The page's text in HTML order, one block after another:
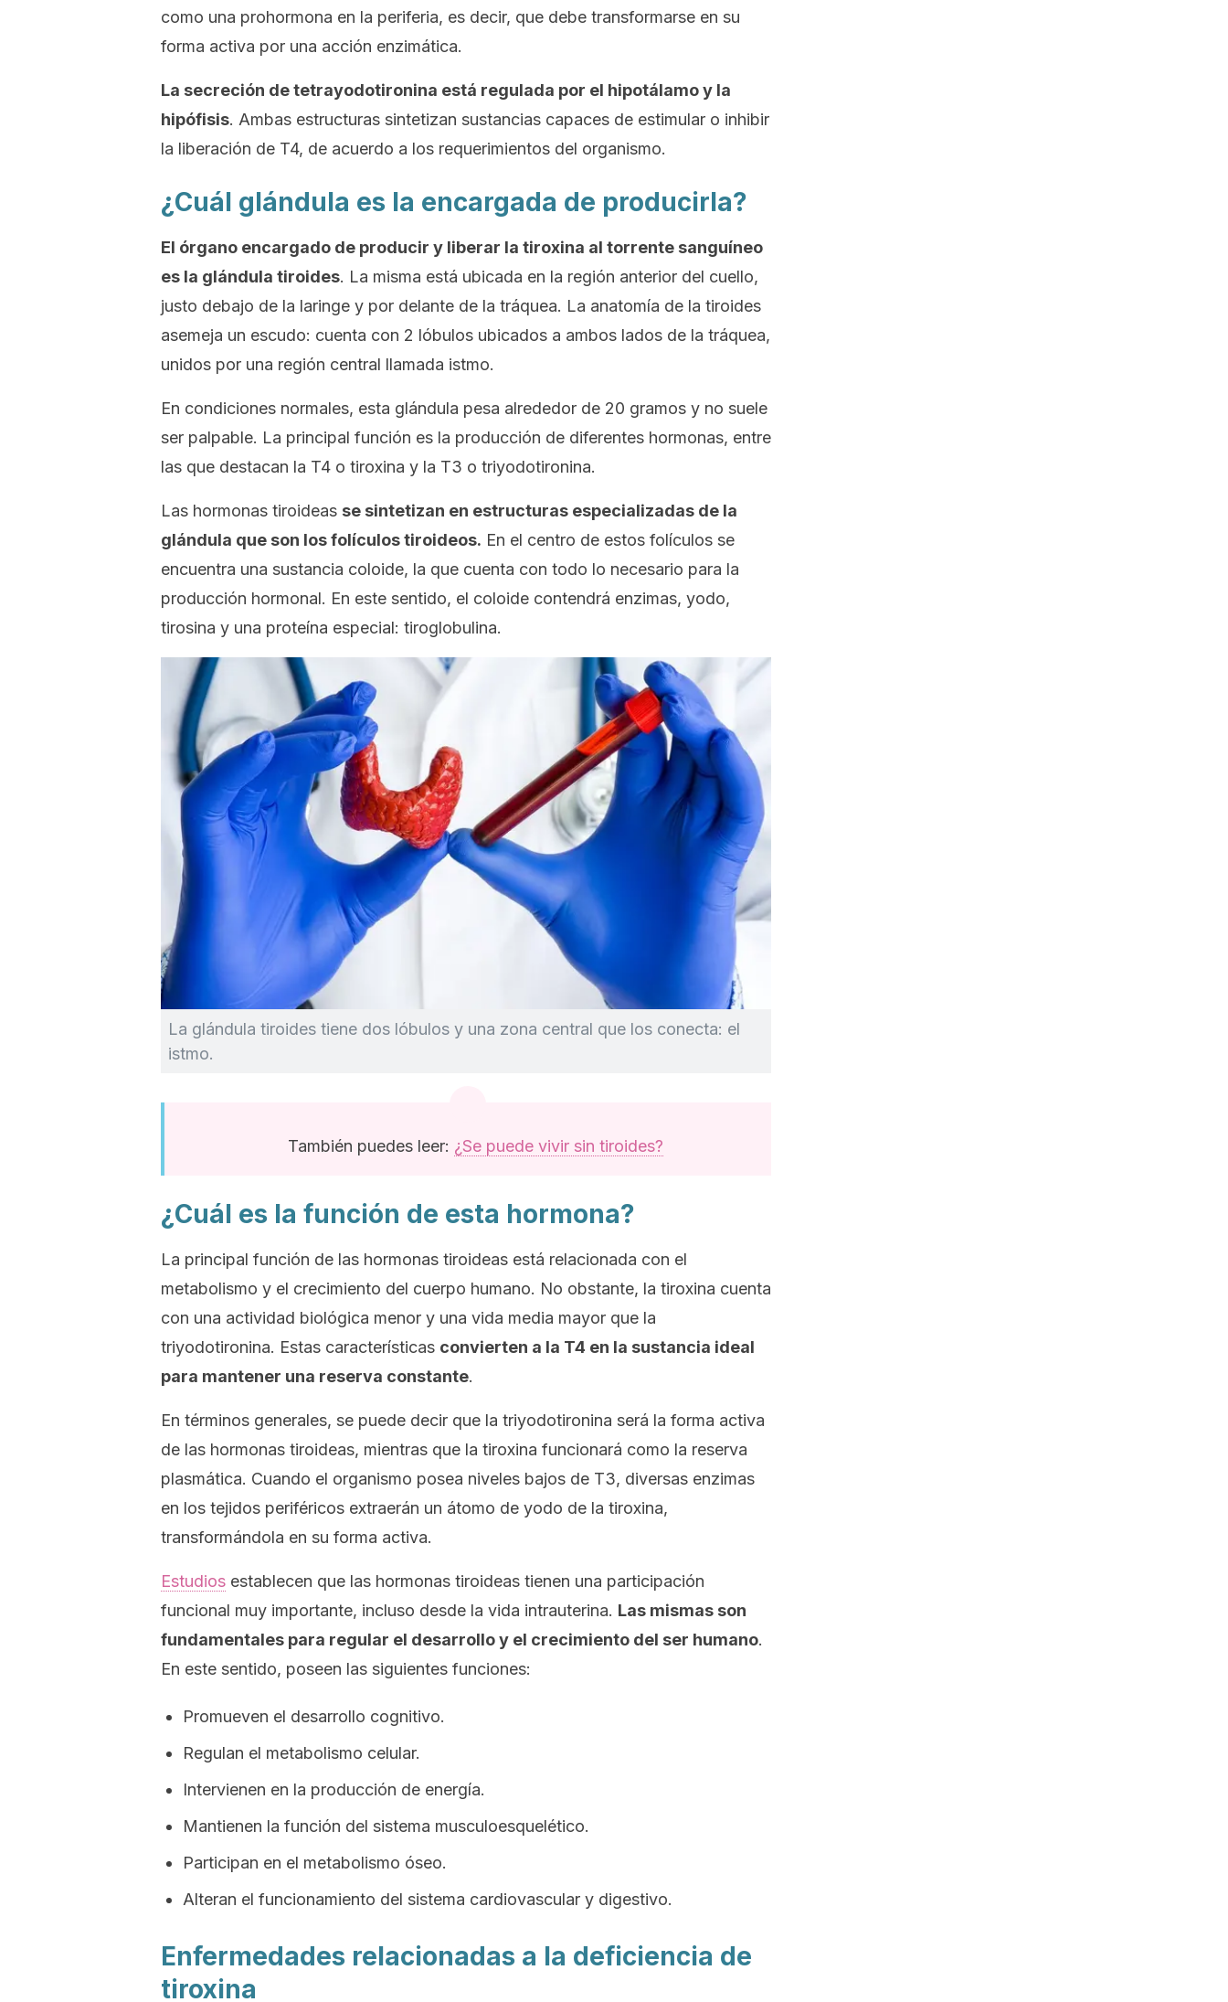
como una prohormona en la periferia, es decir, que debe transformarse en su
forma activa por una acción enzimática.
La secreción de tetrayodotironina está regulada por el hipotálamo y la
hipófisis. Ambas estructuras sintetizan sustancias capaces de estimular o inhibir
la liberación de T4, de acuerdo a los requerimientos del organismo.
¿Cuál glándula es la encargada de producirla?
El órgano encargado de producir y liberar la tiroxina al torrente sanguíneo
es la glándula tiroides. La misma está ubicada en la región anterior del cuello,
justo debajo de la laringe y por delante de la tráquea. La anatomía de la tiroides
asemeja un escudo: cuenta con 2 lóbulos ubicados a ambos lados de la tráquea,
unidos por una región central llamada istmo.
En condiciones normales, esta glándula pesa alrededor de 20 gramos y no suele
ser palpable. La principal función es la producción de diferentes hormonas, entre
las que destacan la T4 o tiroxina y la T3 o triyodotironina.
Las hormonas tiroideas se sintetizan en estructuras especializadas de la
glándula que son los folículos tiroideos. En el centro de estos folículos se
encuentra una sustancia coloide, la que cuenta con todo lo necesario para la
producción hormonal. En este sentido, el coloide contendrá enzimas, yodo,
tirosina y una proteína especial: tiroglobulina.
La glándula tiroides tiene dos lóbulos y una zona central que los conecta: el
istmo.
También puedes leer: ¿Se puede vivir sin tiroides?
¿Cuál es la función de esta hormona?
La principal función de las hormonas tiroideas está relacionada con el
metabolismo y el crecimiento del cuerpo humano. No obstante, la tiroxina cuenta
con una actividad biológica menor y una vida media mayor que la
triyodotironina. Estas características convierten a la T4 en la sustancia ideal
para mantener una reserva constante.
En términos generales, se puede decir que la triyodotironina será la forma activa
de las hormonas tiroideas, mientras que la tiroxina funcionará como la reserva
plasmática. Cuando el organismo posea niveles bajos de T3, diversas enzimas
en los tejidos periféricos extraerán un átomo de yodo de la tiroxina,
transformándola en su forma activa.
Estudios establecen que las hormonas tiroideas tienen una participación
funcional muy importante, incluso desde la vida intrauterina. Las mismas son
fundamentales para regular el desarrollo y el crecimiento del ser humano.
En este sentido, poseen las siguientes funciones:
Promueven el desarrollo cognitivo.
Regulan el metabolismo celular.
Intervienen en la producción de energía.
Mantienen la función del sistema musculoesquelético.
Participan en el metabolismo óseo.
Alteran el funcionamiento del sistema cardiovascular y digestivo.
Enfermedades relacionadas a la deficiencia de
tiroxina